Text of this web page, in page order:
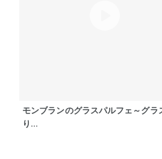
モンブランのグラスパルフェ～グラ
り...